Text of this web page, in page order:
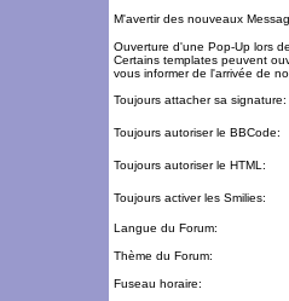
M'avertir des nouveaux
Ouverture d'une Pop-Up lors
Certains templates peuvent
vous informer de l'arrivée de
Toujours attacher sa signature:
Toujours autoriser le BBCode:
Toujours autoriser le HTML:
Toujours activer les Smilies:
Langue du Forum:
Thème du Forum:
Fuseau horaire: